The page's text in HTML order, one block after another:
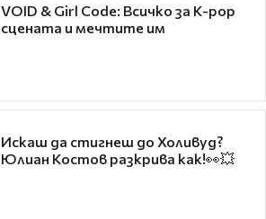
VOID & Girl Code: Всичко за K-pop
сцената и мечтите им
Искаш да стигнеш до Холивуд?
Юлиан Костов разкрива как!👀💥